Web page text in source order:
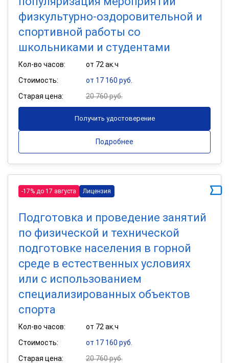
физкультурно-оздоровительной и
спортивной работы со
школьниками и студентами
Кол-во часов:
от 72 ак.ч
Стоимость:
от 17 160 руб.
Старая цена:
20 760 руб.
Получить удостоверение
Подробнее
-17% до 17 августа Лицензия
Подготовка и проведение занятий
по физической и технической
подготовке населения в горной
среде в естественных условиях
или с использованием
специализированных объектов
спорта
Кол-во часов:
от 72 ак.ч
Стоимость:
от 17 160 руб.
Старая цена:
20 760 руб.